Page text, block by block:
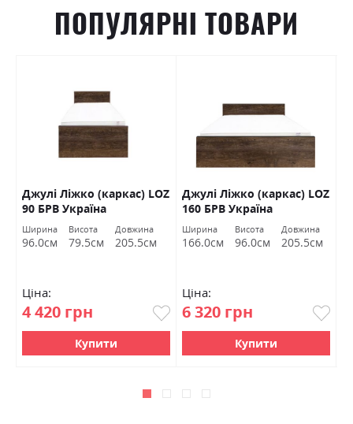
ПОПУЛЯРНІ ТОВАРИ
Джулі Ліжко (каркас) LOZ
90 БРВ Україна
Ширина
96.0см
Висота
79.5см
Довжина
205.5см
Ціна:
4 420 грн
Купити
Джулі Ліжко (каркас) LOZ
160 БРВ Україна
Ширина
166.0см
Висота
96.0см
Довжина
205.5см
Ціна:
6 320 грн
Купити